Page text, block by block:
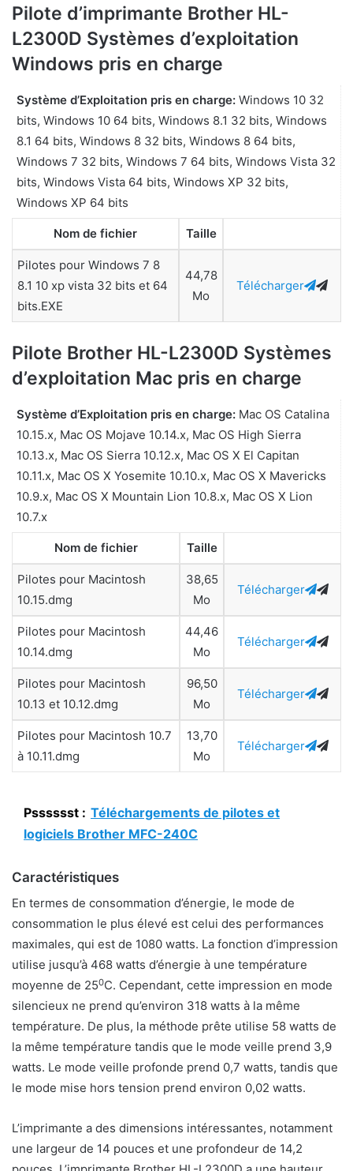
Pilote d’imprimante Brother HL-
L2300D Systèmes d’exploitation
Windows pris en charge
Système d’Exploitation pris en charge: Windows 10 32
bits, Windows 10 64 bits, Windows 8.1 32 bits, Windows
8.1 64 bits, Windows 8 32 bits, Windows 8 64 bits,
Windows 7 32 bits, Windows 7 64 bits, Windows Vista 32
bits, Windows Vista 64 bits, Windows XP 32 bits,
Windows XP 64 bits
Nom de fichier Taille
Pilotes pour Windows 7 8
8.1 10 xp vista 32 bits et 64
bits.EXE
44,78
Mo
Télécharger
Pilote Brother HL-L2300D Systèmes
d’exploitation Mac pris en charge
Système d’Exploitation pris en charge: Mac OS Catalina
10.15.x, Mac OS Mojave 10.14.x, Mac OS High Sierra
10.13.x, Mac OS Sierra 10.12.x, Mac OS X El Capitan
10.11.x, Mac OS X Yosemite 10.10.x, Mac OS X Mavericks
10.9.x, Mac OS X Mountain Lion 10.8.x, Mac OS X Lion
10.7.x
Nom de fichier Taille
Pilotes pour Macintosh
10.15.dmg
38,65
Mo
Télécharger
Pilotes pour Macintosh
10.14.dmg
44,46
Mo
Télécharger
Pilotes pour Macintosh
10.13 et 10.12.dmg
96,50
Mo
Télécharger
Pilotes pour Macintosh 10.7
à 10.11.dmg
13,70
Mo
Télécharger
Psssssst : Téléchargements de pilotes et
logiciels Brother MFC-240C
Caractéristiques
En termes de consommation d’énergie, le mode de
consommation le plus élevé est celui des performances
maximales, qui est de 1080 watts. La fonction d’impression
utilise jusqu’à 468 watts d’énergie à une température
moyenne de 250C. Cependant, cette impression en mode
silencieux ne prend qu’environ 318 watts à la même
température. De plus, la méthode prête utilise 58 watts de
la même température tandis que le mode veille prend 3,9
watts. Le mode veille profonde prend 0,7 watts, tandis que
le mode mise hors tension prend environ 0,02 watts.
L’imprimante a des dimensions intéressantes, notamment
une largeur de 14 pouces et une profondeur de 14,2